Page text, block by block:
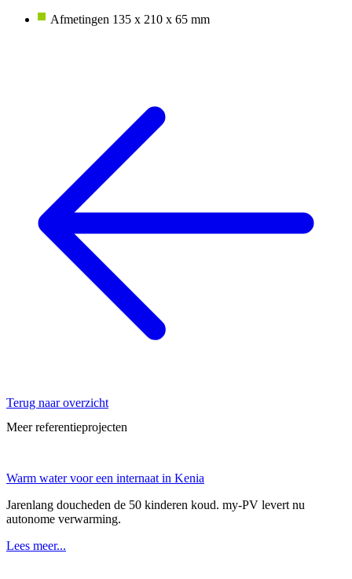
Afmetingen 135 x 210 x 65 mm
Terug naar overzicht
Meer referentieprojecten
Warm water voor een internaat in Kenia
Jarenlang doucheden de 50 kinderen koud. my-PV levert nu
autonome verwarming.
Lees meer...